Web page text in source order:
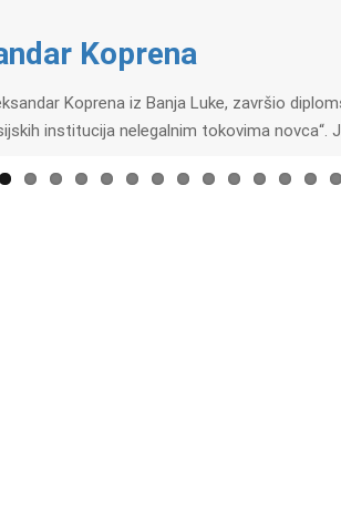
Koprena
Koprena iz Banja Luke, završio
institucija nelegalnim tokovima novca“.